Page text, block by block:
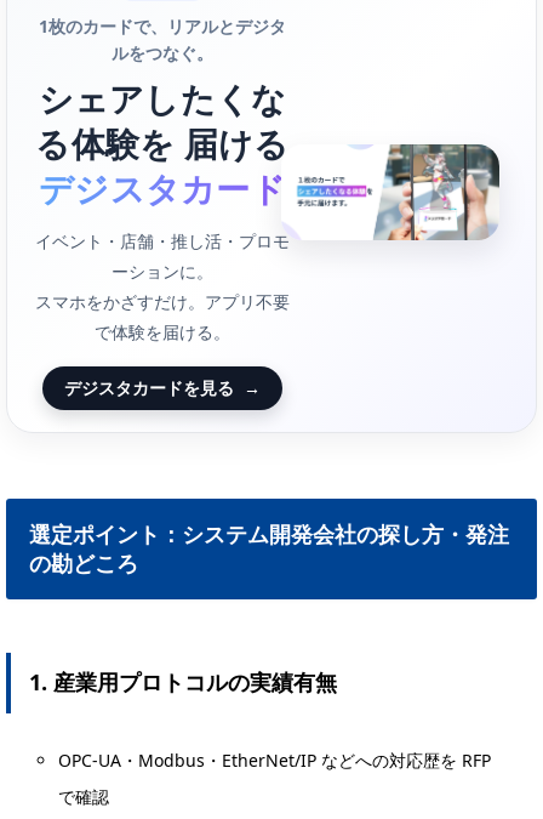
1枚のカードで、リアルとデジタ
ルをつなぐ。
シェアしたくな
る体験を 届ける
デジスタカード
イベント・店舗・推し活・プロモ
ーションに。
スマホをかざすだけ。アプリ不要
で体験を届ける。
デジスタカードを見る →
選定ポイント：システム開発会社の探し方・発注
の勘どころ
1. 産業用プロトコルの実績有無
OPC-UA・Modbus・EtherNet/IP などへの対応歴を RFP
で確認